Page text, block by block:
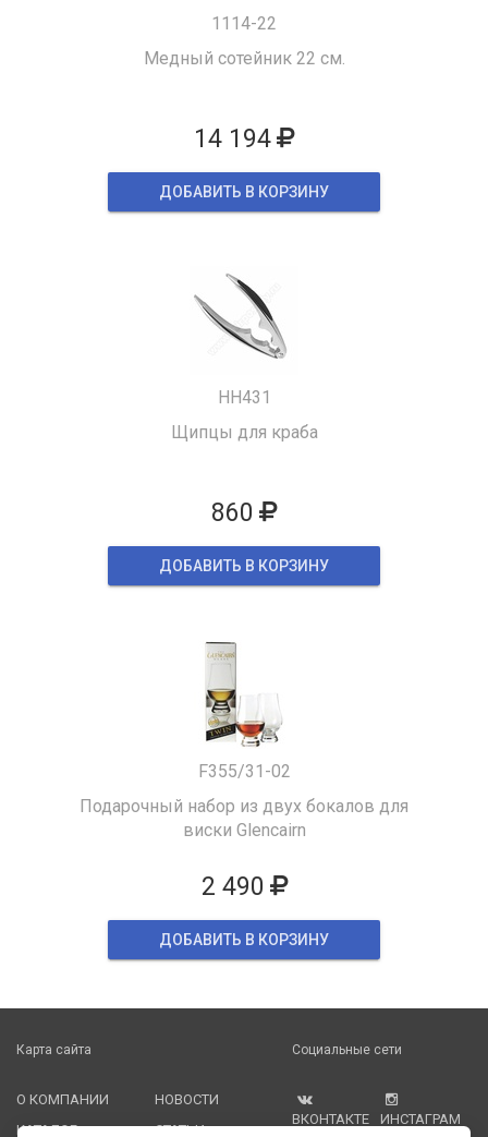
1114-22
Медный сотейник 22 см.
14 194
ДОБАВИТЬ В КОРЗИНУ
HH431
Щипцы для краба
860
ДОБАВИТЬ В КОРЗИНУ
F355/31-02
Подарочный набор из двух бокалов для
виски Glencairn
2 490
ДОБАВИТЬ В КОРЗИНУ
Карта сайта
О КОМПАНИИ
КАТАЛОГ
НОВОСТИ
СТАТЬИ
Социальные сети
ВКОНТАКТЕ ИНСТАГРАМ